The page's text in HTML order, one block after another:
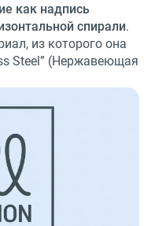
как надпись
спирали.
из которого она
Steel” (Нержавеющая